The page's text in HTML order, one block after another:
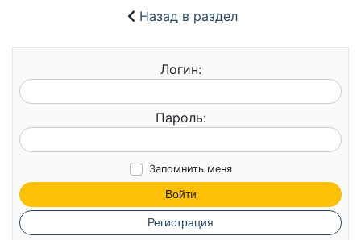
Назад в раздел
Логин:
Пароль:
Запомнить меня
Войти
Регистрация